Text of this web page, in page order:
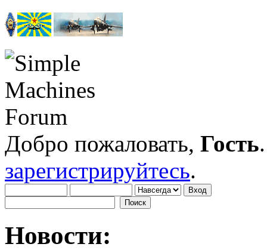
Добро пожаловать, Гость
зарегистрируйтесь.
Новости: